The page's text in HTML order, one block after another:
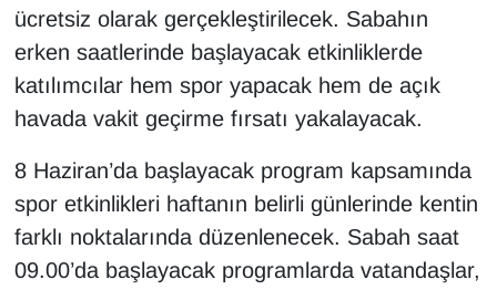
ücretsiz olarak gerçekleştirilecek. Sabahın
erken saatlerinde başlayacak etkinliklerde
katılımcılar hem spor yapacak hem de açık
havada vakit geçirme fırsatı yakalayacak.
8 Haziran’da başlayacak program kapsamında
spor etkinlikleri haftanın belirli günlerinde kentin
farklı noktalarında düzenlenecek. Sabah saat
09.00’da başlayacak programlarda vatandaşlar,